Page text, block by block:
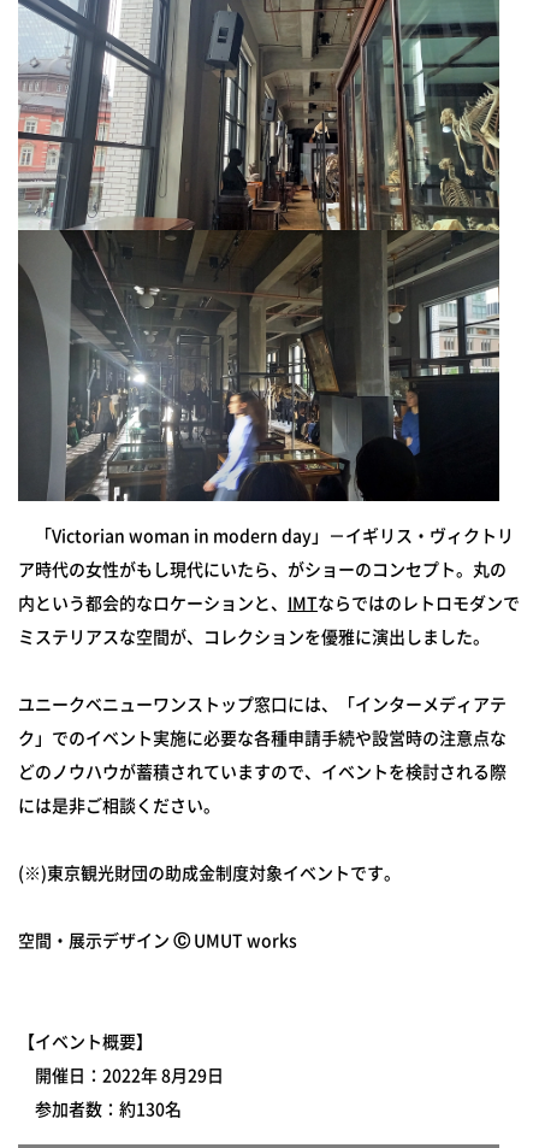
「Victorian woman in modern day」－イギリス・ヴィクトリ
ア時代の女性がもし現代にいたら、がショーのコンセプト。丸の
内という都会的なロケーションと、
IMTならではのレトロモダンで
ミステリアスな空間が、コレクションを優雅に演出しました。
ユニークベニューワンストップ窓口には、「インターメディアテ
ク」でのイベント実施に必要な各種申請手続や設営時の注意点な
どのノウハウが蓄積されていますので、イベントを検討される際
には是非ご相談ください。
(※)東京観光財団の助成金制度対象イベントです。
空間・展示デザイン Ⓒ UMUT works
【イベント概要】
開催日：2022年 8月29日
参加者数：約130名